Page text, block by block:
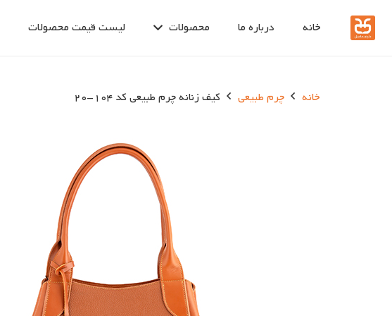
خانه درباره ما محصولات لیست قیمت محصولات
خانه چرم طبیعی کیف زنانه چرم طبیعی کد 104-20